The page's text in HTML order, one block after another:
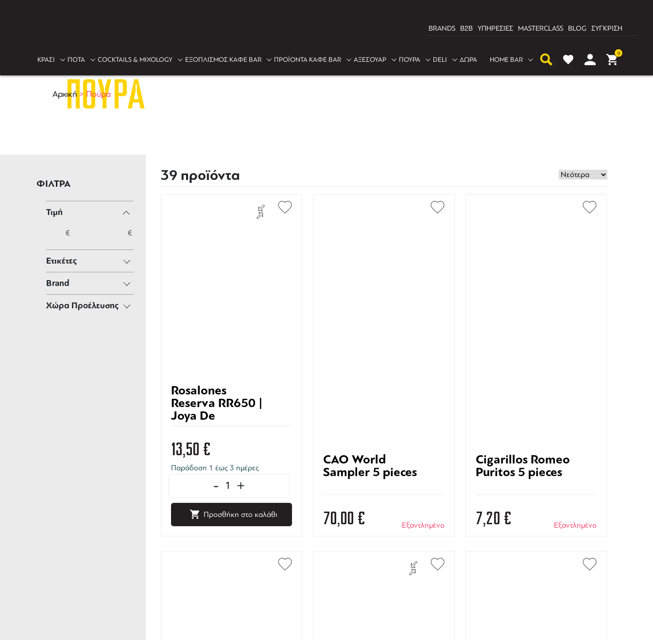
BRANDS B2B ΥΠΗΡΕΣΙΕΣ MASTERCLASS BLOG ΣΥΓΚΡΙΣΗ
ΚΡΑΣΙ ΠΟΤΑ COCKTAILS & MIXOLOGY ΕΞΟΠΛΙΣΜΟΣ ΚΑΦΕ BAR ΠΡΟΪΟΝΤΑ ΚΑΦΕ BAR ΑΞΕΣΟΥΑΡ ΠΟΥΡΑ DELI ΔΩΡΑ HOME BAR
0
Αρχική > Πούρα
ΠΟΎΡΑ
ΦΙΛΤΡΑ
Τιμή
€ €
Ετικέτες
Brand
Χώρα Προέλευσης
39 προϊόντα
Rosalones
Reserva RR650 |
Joya De
13,50 €
Παράδοση 1 έως 3 ημέρες
- +
Προσθήκη στο καλάθι
CAO World
Sampler 5 pieces
70,00 € Εξαντλημένο
Cigarillos Romeo
Puritos 5 pieces
7,20 € Εξαντλημένο